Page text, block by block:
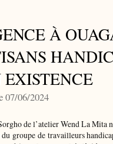
À
EXISTENCE
07/06/2024
de l’atelier Wend La Mita
groupe de travailleurs